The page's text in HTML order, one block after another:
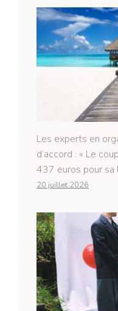
Les experts en
d’accord : « Le
437 euros pour sa
20 juillet 2026